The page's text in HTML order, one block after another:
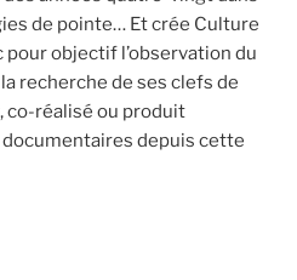
de pointe… Et crée Culture
objectif l’observation du
recherche de ses clefs de
co-réalisé ou produit
depuis cette